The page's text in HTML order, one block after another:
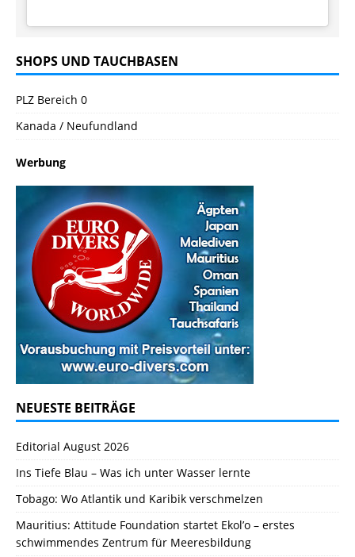
SHOPS UND TAUCHBASEN
PLZ Bereich 0
Kanada / Neufundland
Werbung
NEUESTE BEITRÄGE
Editorial August 2026
Ins Tiefe Blau – Was ich unter Wasser lernte
Tobago: Wo Atlantik und Karibik verschmelzen
Mauritius: Attitude Foundation startet Ekol’o – erstes
schwimmendes Zentrum für Meeresbildung